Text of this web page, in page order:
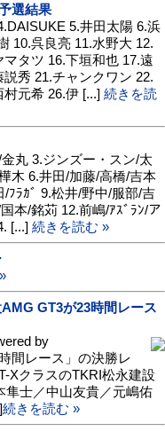
選結果
5.井田太陽 6.浜
10.呉良亮 11.水野大 12.
タツ 16.下垣和也 17.遠
秀 21.チャンクワン 22.
元希 26.伊 [...] 続きを読
丸 3.ジンズー・スン/太
木 6.井田/加藤/高橋/吉本
ﾌﾗｶﾞ 9.松井/野中/服部/吉
本/銘苅 12.前嶋/ｱｽﾞﾗﾝ/ア
[...] 続きを読む »
GT3が23時間レース
by
間レース」の決勝レ
XクラスのTKRI松永建設
隼士／中山友貴／元嶋佑
続きを読む »